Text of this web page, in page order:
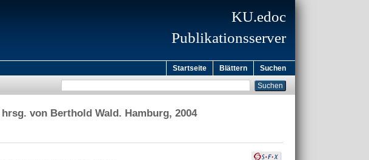
KU.edoc
Publikationsserver
Startseite Blättern Suchen
von Berthold Wald. Hamburg, 2004